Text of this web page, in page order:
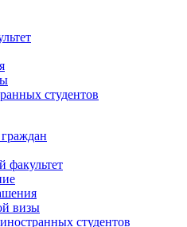
студентов
факультет
визы
студентов